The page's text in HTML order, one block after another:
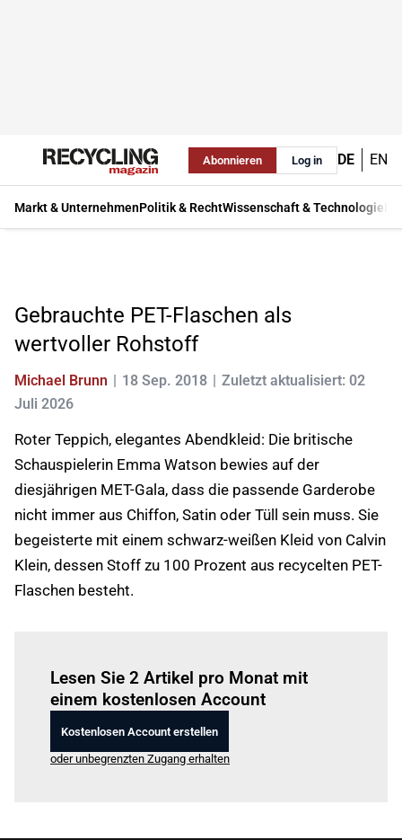
Abonnieren Log in DE EN
Markt & UnternehmenPolitik & RechtWissenschaft & Technologie
Gebrauchte PET-Flaschen als
wertvoller Rohstoff
Michael Brunn 18 Sep. 2018
Zuletzt aktualisiert: 02
Juli 2026
Roter Teppich, elegantes Abendkleid: Die britische
Schauspielerin Emma Watson bewies auf der
diesjährigen MET-Gala, dass die passende Garderobe
nicht immer aus Chiffon, Satin oder Tüll sein muss. Sie
begeisterte mit einem schwarz-weißen Kleid von Calvin
Klein, dessen Stoff zu 100 Prozent aus recycelten PET-
Flaschen besteht.
Lesen Sie 2 Artikel pro Monat mit
einem kostenlosen Account
Kostenlosen Account erstellen
oder unbegrenzten Zugang erhalten